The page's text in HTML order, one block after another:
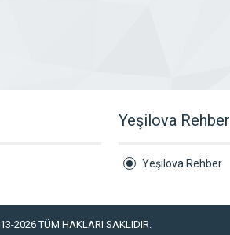
Yeşilova Rehber
Yeşilova Rehber
2026 TÜM HAKLARI SAKLIDIR.